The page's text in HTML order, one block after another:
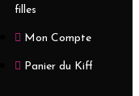
filles
Mon Compte
Panier du Kiff